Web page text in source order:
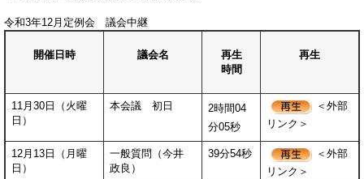
令和3年12月定例会 議会中継
開催日時 議会名
再生
時間
再生
11月30日（火曜
日）
本会議 初日
2時間04
分05秒
＜外部
リンク＞
12月13日（月曜
日）
一般質問（今井
政良）
39分54秒
＜外部
リンク＞